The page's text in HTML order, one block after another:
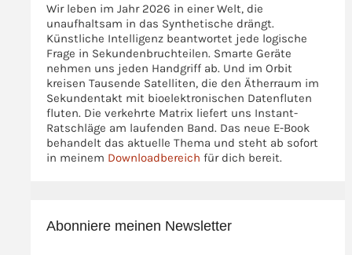
Wir leben im Jahr 2026 in einer Welt, die
unaufhaltsam in das Synthetische drängt.
Künstliche Intelligenz beantwortet jede logische
Frage in Sekundenbruchteilen. Smarte Geräte
nehmen uns jeden Handgriff ab. Und im Orbit
kreisen Tausende Satelliten, die den Ätherraum im
Sekundentakt mit bioelektronischen Datenfluten
fluten. Die verkehrte Matrix liefert uns Instant-
Ratschläge am laufenden Band. Das neue E-Book
behandelt das aktuelle Thema und steht ab sofort
in meinem Downloadbereich für dich bereit.
Abonniere meinen Newsletter